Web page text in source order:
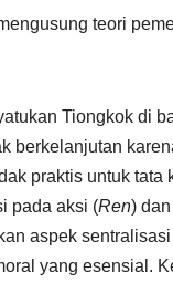
teori
Tiongkok di
berkelanjutan
praktis untuk
pada aksi (Ren)
aspek
yang esensial.